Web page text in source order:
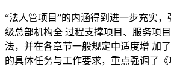
“法人管项目”的内涵得到进一步充实
级总部机构全 过程支撑项目、服务项
法，并在各章节一般规定中适度增 加
的具体任务与工作要求，重点强调了